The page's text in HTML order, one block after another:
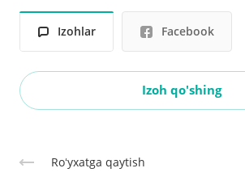
Izohlar Facebook
Izoh qo'shing
Roʻyxatga qaytish